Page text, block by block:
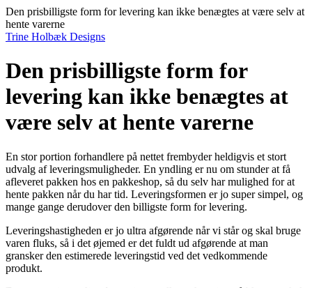
Den prisbilligste form for levering kan ikke benægtes at være selv at
hente varerne
Trine Holbæk Designs
Den prisbilligste form for
levering kan ikke benægtes at
være selv at hente varerne
En stor portion forhandlere på nettet frembyder heldigvis et stort
udvalg af leveringsmuligheder. En yndling er nu om stunder at få
afleveret pakken hos en pakkeshop, så du selv har mulighed for at
hente pakken når du har tid. Leveringsformen er jo super simpel, og
mange gange derudover den billigste form for levering.
Leveringshastigheden er jo ultra afgørende når vi står og skal bruge
varen fluks, så i det øjemed er det fuldt ud afgørende at man
gransker den estimerede leveringstid ved det vedkommende
produkt.